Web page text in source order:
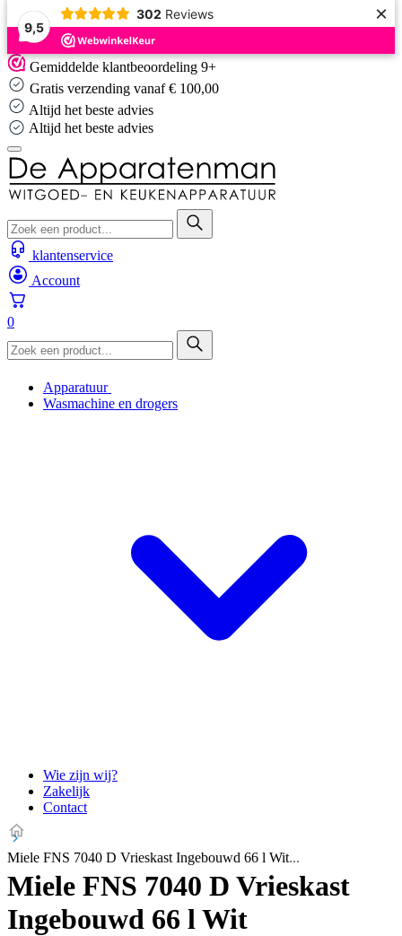
9,5
302 Reviews ×
Skip
to
content
Gemiddelde klantbeoordeling 9+
Gratis verzending vanaf € 100,00
Altijd het beste advies
Altijd het beste advies
klantenservice
Account
0
Apparatuur
Wasmachine en drogers
Wie zijn wij?
Zakelijk
Contact
Miele FNS 7040 D Vrieskast Ingebouwd 66 l Wit
Miele FNS 7040 D Vrieskast
Ingebouwd 66 l Wit